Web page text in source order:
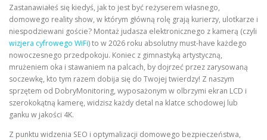
Zastanawiałeś się kiedyś, jak to jest być reżyserem własnego,
domowego reality show, w którym główną rolę grają kurierzy, ulotkarze i
niespodziewani goście? Montaż judasza elektronicznego z kamerą (czyli
wizjera cyfrowego WiFi) to w 2026 roku absolutny must-have każdego
nowoczesnego przedpokoju. Koniec z gimnastyką artystyczną,
mrużeniem oka i stawaniem na palcach, by dojrzeć przez zarysowaną
soczewkę, kto tym razem dobija się do Twojej twierdzy! Z naszym
sprzętem od DobryMonitoring, wyposażonym w olbrzymi ekran LCD i
szerokokątną kamerę, widzisz każdy detal na klatce schodowej lub
ganku w jakości 4K.
Z punktu widzenia SEO i optymalizacji domowego bezpieczeństwa,